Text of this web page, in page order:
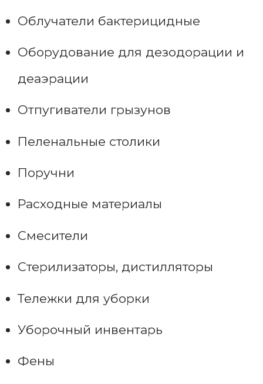
Облучатели бактерицидные
Оборудование для дезодорации и
деаэрации
Отпугиватели грызунов
Пеленальные столики
Поручни
Расходные материалы
Смесители
Стерилизаторы, дистилляторы
Тележки для уборки
Уборочный инвентарь
Фены